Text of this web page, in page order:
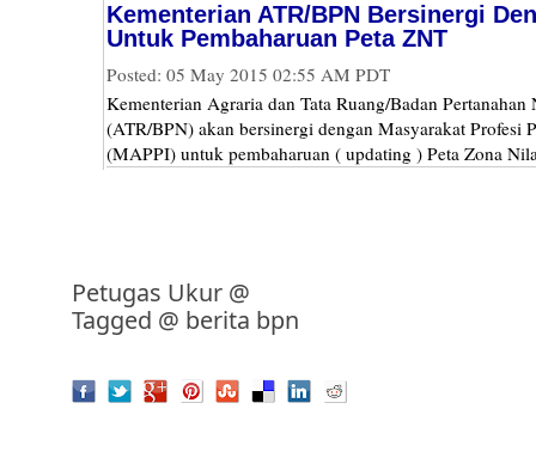
Kementerian ATR/BPN Bersinergi
Untuk Pembaharuan Peta ZNT
Posted: 05 May 2015 02:55 AM PDT
Kementerian Agraria dan Tata Ruang/Badan Pertanahan
(ATR/BPN) akan bersinergi dengan Masyarakat Profesi
(MAPPI) untuk pembaharuan ( updating ) Peta Zona
Petugas Ukur @
Tagged @ berita bpn